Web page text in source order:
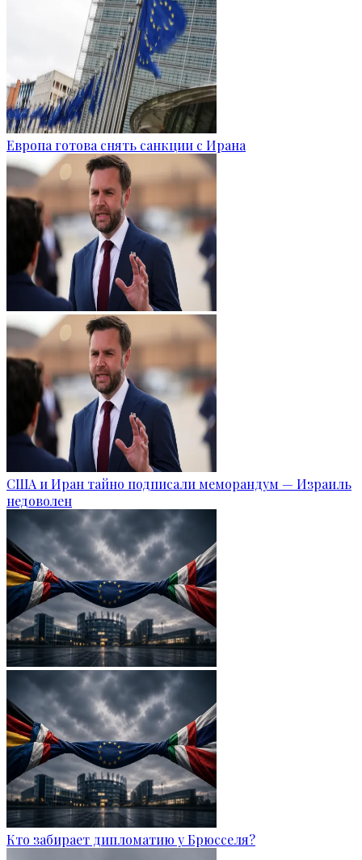
Европа готова снять санкции с Ирана
США и Иран тайно подписали меморандум — Израиль
недоволен
Кто забирает дипломатию у Брюсселя?